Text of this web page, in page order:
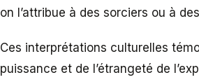
on l’attribue à des sorciers ou à
Ces interprétations culturelles
puissance et de l’étrangeté de